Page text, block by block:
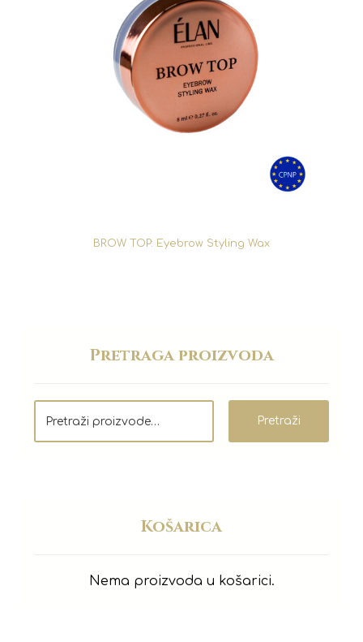
BROW TOP: Eyebrow Styling Wax
Pretraga proizvoda
Pretraži
Košarica
Nema proizvoda u košarici.